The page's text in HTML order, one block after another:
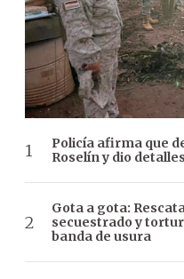
Policía afirma que
Roselín y dio
Gota a gota:
secuestrado y
banda de usura